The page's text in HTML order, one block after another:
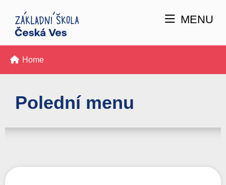
MENU
Home
Polední menu